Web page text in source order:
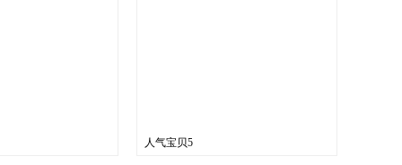
人气宝贝5